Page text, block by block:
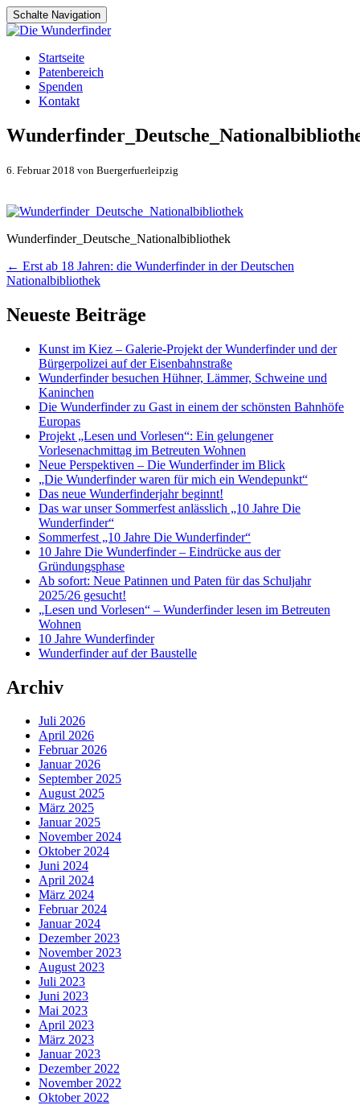
Schalte Navigation
Zum
Inhalt
springen
Startseite
Patenbereich
Spenden
Kontakt
6. Februar 2018 von Buergerfuerleipzig
Wunderfinder_Deutsche_Nationalbibliothek
Artikel-
Navigation
← Erst ab 18 Jahren: die Wunderfinder in der Deutschen
Nationalbibliothek
Neueste Beiträge
Kunst im Kiez – Galerie-Projekt der Wunderfinder und der
Bürgerpolizei auf der Eisenbahnstraße
Wunderfinder besuchen Hühner, Lämmer, Schweine und
Kaninchen
Die Wunderfinder zu Gast in einem der schönsten Bahnhöfe
Europas
Projekt „Lesen und Vorlesen“: Ein gelungener
Vorlesenachmittag im Betreuten Wohnen
Neue Perspektiven – Die Wunderfinder im Blick
„Die Wunderfinder waren für mich ein Wendepunkt“
Das neue Wunderfinderjahr beginnt!
Das war unser Sommerfest anlässlich „10 Jahre Die
Wunderfinder“
Sommerfest „10 Jahre Die Wunderfinder“
10 Jahre Die Wunderfinder – Eindrücke aus der
Gründungsphase
Ab sofort: Neue Patinnen und Paten für das Schuljahr
2025/26 gesucht!
„Lesen und Vorlesen“ – Wunderfinder lesen im Betreuten
Wohnen
10 Jahre Wunderfinder
Wunderfinder auf der Baustelle
Archiv
Juli 2026
April 2026
Februar 2026
Januar 2026
September 2025
August 2025
März 2025
Januar 2025
November 2024
Oktober 2024
Juni 2024
April 2024
März 2024
Februar 2024
Januar 2024
Dezember 2023
November 2023
August 2023
Juli 2023
Juni 2023
Mai 2023
April 2023
März 2023
Januar 2023
Dezember 2022
November 2022
Oktober 2022